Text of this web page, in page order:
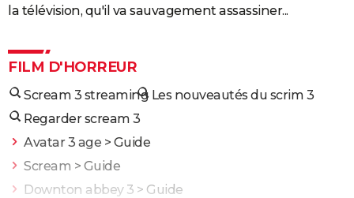
Dictionnaire
Biographies
Citations
Expressions
Proverbes
PROGRAMME TV
S'inscrire
Se connecter
Lycées
Collèges
Primaires
Universités
Entreprises
Service militaire
Avis de recherche
FORUM
Bricolage
Lifestyle
Culture
Sport
Auto
Television
Voyage
Cinema
la télévision, qu'il va sauvagement assassiner...
FILM D'HORREUR
Scream 3 streaming Les nouveautés du scrim 3
Regarder scream 3
Avatar 3 age > Guide
Scream > Guide
Downton abbey 3 > Guide